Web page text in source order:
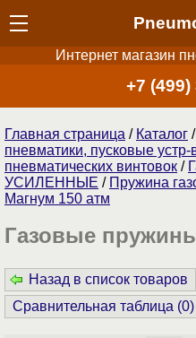
Интернет магазин
+7 (499)
Главная страница / Каталог /
пневматики, пусковые устр-
пневматических винтовок /
УСИЛЕННЫЕ / Пружина
Магнум 150 атм
Газовые
Назад в список товаров
Сравнительная таблица (0)